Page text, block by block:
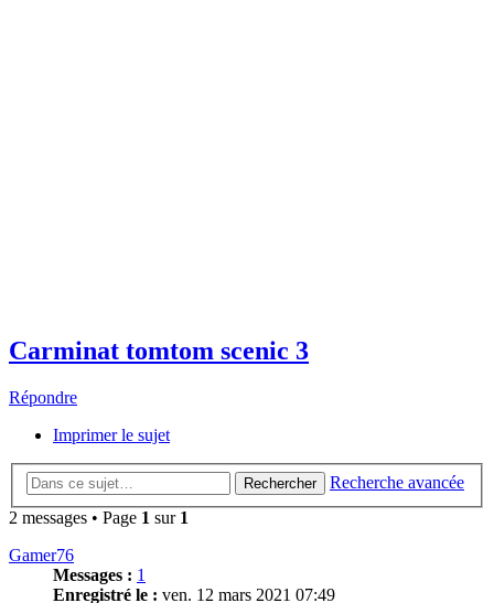
Carminat tomtom scenic 3
Répondre
Imprimer le sujet
Rechercher
Recherche avancée
2 messages • Page 1 sur 1
Gamer76
Messages : 1
Enregistré le : ven. 12 mars 2021 07:49